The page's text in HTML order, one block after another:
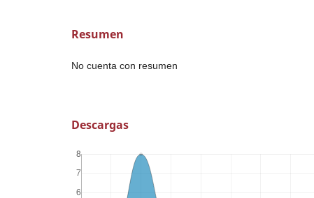
Resumen
No cuenta con resumen
Descargas